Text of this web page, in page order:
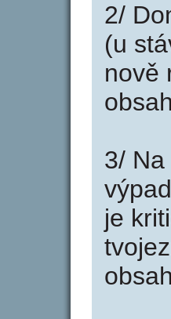
2/
(u
nově
3/
je